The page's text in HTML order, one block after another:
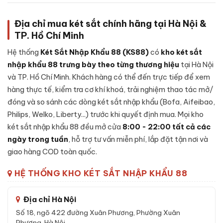
Cấu tạoKét sắt việt tiệp BO56BF Pro màu trắngđược
thiết kế chắc chắn, kết hợp giữa cơ khí chính xác và vật liệu
chất lượng cao:
Khung thép cường lực:Sử dụng thép cao cấp không rỉ
nguyên khối, đảm bảo khả năng chống đập phá và khoan
đục cao.
Cánh cửa đúc đặc:Cánh được đúc liền khối, có rãnh
chống cạy, đệm chống khói - duy trì khả năng kín khít
trong điều kiện nhiệt độ cao.
Lớp lõi chống cháy:Bên trong vỏ ngoài là lớpbê-tông
chống cháychuyên dụng kết hợp sợi cách nhiệt - giữ tài
Cơ cấu khoá:Khóa vân tay điện tử, được lắp đặt nguyên
Hệ thống chốt:Chốt thép 4 chiều bằng inox, kích thước
lớn - chống được các công cụ phá khoá thông dụng.
Địa chỉ mua két sắt chính hãng tại Hà Nội &
TP. Hồ Chí Minh
Hệ thống Két Sắt Nhập Khẩu 88 (KS88)có kho két sắt
nhập khẩu 88 trưng bày theo từng thương hiệu tại Hà Nội
và TP. Hồ Chí Minh. Khách hàng có thể đến trực tiếp để xem
hàng thực tế, kiểm tra cơ khí khoá, trải nghiệm thao tác mở/
đóng và so sánh các dòng két sắt nhập khẩu (Bofa, Aifeibao,
Philips, Welko, Liberty...) trước khi quyết định mua. Mọi kho
két sắt nhập khẩu 88 đều mở cửa 8:00 - 22:00 tất cả các
ngày trong tuần, hỗ trợ tư vấn miễn phí, lắp đặt tận nơi và
giao hàng COD toàn quốc.
HỆ THỐNG KHO KÉT SẮT NHẬP KHẨU 88
Địa chỉ Hà Nội
Số 18, ngõ 422 đường Xuân Phương, Phường Xuân